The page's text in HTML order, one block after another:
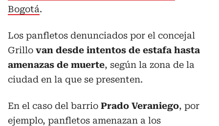
Bogotá.
Los panfletos denunciados por el concejal
Grillo van desde intentos de estafa hasta
amenazas de muerte, según la zona de la
ciudad en la que se presenten.
En el caso del barrio Prado Veraniego, por
ejemplo, panfletos amenazan a los